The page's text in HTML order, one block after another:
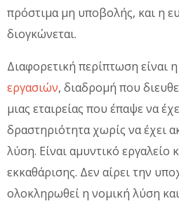
πρόστιμα μη υποβολής, και η
διογκώνεται.
Διαφορετική περίπτωση είναι η
εργασιών, διαδρομή που
μιας εταιρείας που έπαψε να
δραστηριότητα χωρίς να έχει
λύση. Είναι αμυντικό εργαλείο
εκκαθάρισης. Δεν αίρει την
ολοκληρωθεί η νομική λύση